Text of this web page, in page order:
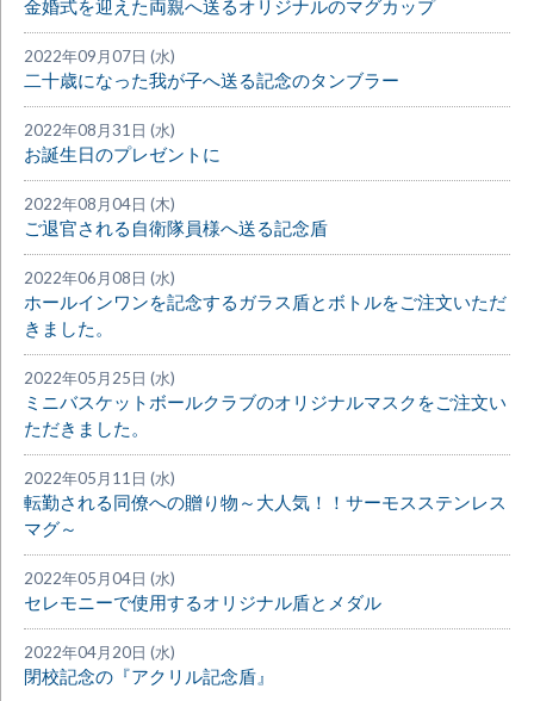
金婚式を迎えた両親へ送るオリジナルのマグカップ
2022年09月07日 (水)
二十歳になった我が子へ送る記念のタンブラー
2022年08月31日 (水)
お誕生日のプレゼントに
2022年08月04日 (木)
ご退官される自衛隊員様へ送る記念盾
2022年06月08日 (水)
ホールインワンを記念するガラス盾とボトルをご注文いただ
きました。
2022年05月25日 (水)
ミニバスケットボールクラブのオリジナルマスクをご注文い
ただきました。
2022年05月11日 (水)
転勤される同僚への贈り物～大人気！！サーモスステンレス
マグ～
2022年05月04日 (水)
セレモニーで使用するオリジナル盾とメダル
2022年04月20日 (水)
閉校記念の『アクリル記念盾』